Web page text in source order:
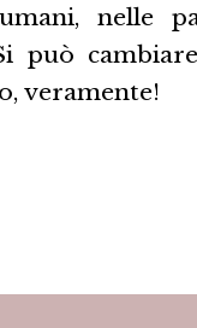
nelle
può
veramente!